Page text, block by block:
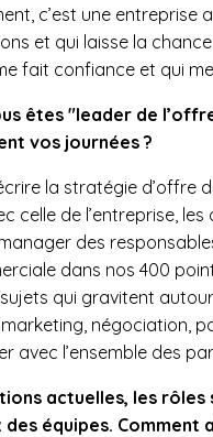
c’est une entreprise
et qui laisse la
fait confiance et qui
êtes "leader de
vos journées ?
la stratégie d’offre
celle de l’entreprise,
des
dans nos 400
sujets qui gravitent
négociation,
avec l’ensemble des
actuelles, les
des équipes.